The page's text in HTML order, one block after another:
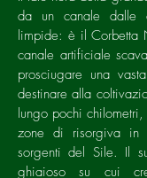
da un canale dalle
limpide: è il Corbetta
canale artificiale
prosciugare una
destinare alla
lungo pochi
zone di risorgiva in
sorgenti del Sile. Il
ghiaioso su cui